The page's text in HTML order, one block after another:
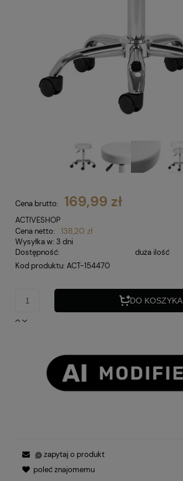
Cena brutto: 169,99 zł
ACTIVESHOP
Cena netto:
138,20 zł
Wysyłka w: 3 dni
Dostępność:
duża ilość
Kod produktu: ACT-154470
DO KOSZYKA
zapytaj o produkt
poleć znajomemu